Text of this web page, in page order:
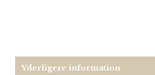
Yderligere information